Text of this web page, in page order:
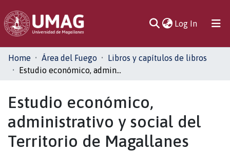
Log In(current)
Communities
& Collections
Statistics
Home Área del Fuego
Libros y capítulos de libros
Estudio económico, administrativo y social del Territorio de Magallanes
Estudio económico,
administrativo y social del
Territorio de Magallanes